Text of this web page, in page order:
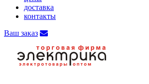
доставка
контакты
Ваш заказ